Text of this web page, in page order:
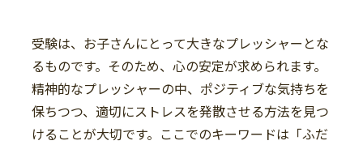
受験は、お子さんにとって大きなプレッシャーとな
るものです。そのため、心の安定が求められます。
精神的なプレッシャーの中、ポジティブな気持ちを
保ちつつ、適切にストレスを発散させる方法を見つ
けることが大切です。ここでのキーワードは「ふだ